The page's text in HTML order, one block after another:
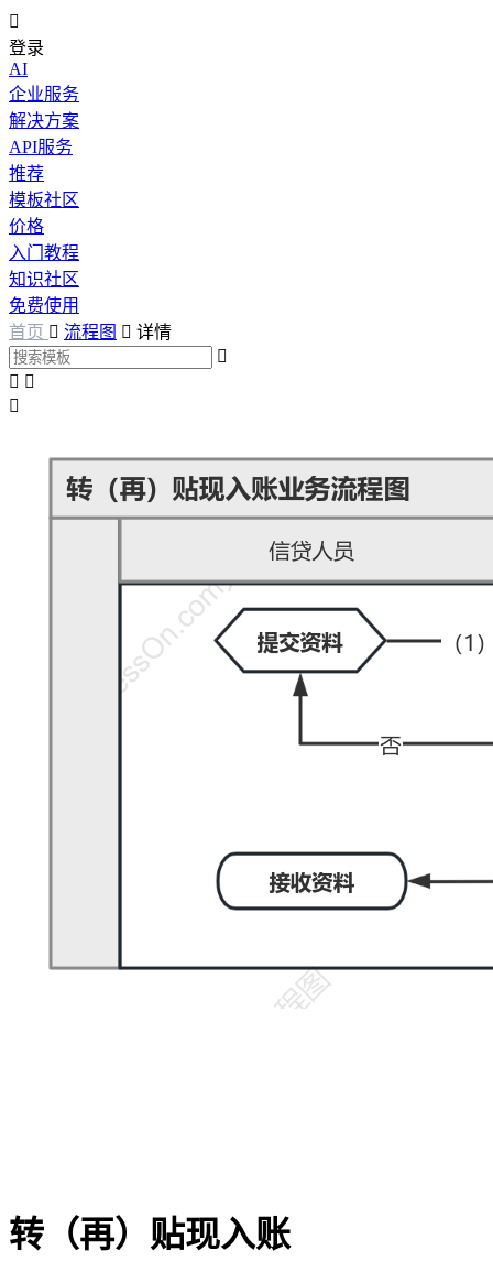

登录
AI
企业服务
解决方案
API服务
推荐
模板社区
价格
入门教程
知识社区
免费使用
首页  流程图  详情

 

转（再）贴现入账